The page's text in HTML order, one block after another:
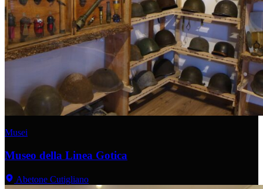
Musei
Museo della Linea Gotica
Abetone Cutigliano